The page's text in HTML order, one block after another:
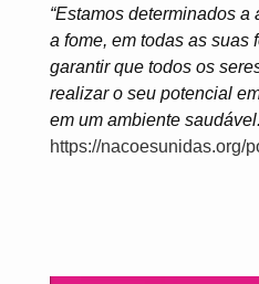
“Estamos determinados
a fome, em todas as suas
garantir que todos os
realizar o seu potencial
em um ambiente
https://nacoesunidas.org/